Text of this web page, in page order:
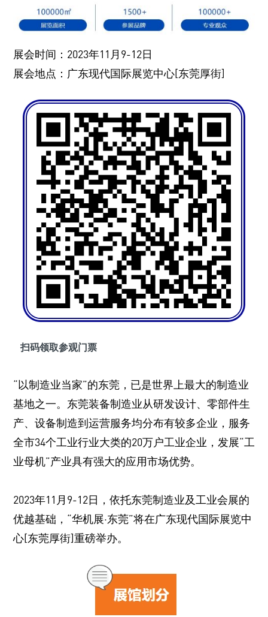
展会时间：2023年11月9-12日
展会地点：广东现代国际展览中心[东莞厚街]
扫码领取参观门票
“以制造业当家”的东莞，已是世界上最大的制造业
基地之一。东莞装备制造业从研发设计、零部件生
产、设备制造到运营服务均分布有较多企业，服务
全市34个工业行业大类的20万户工业企业，发展“工
业母机”产业具有强大的应用市场优势。
2023年11月9-12日，依托东莞制造业及工业会展的
优越基础，“华机展·东莞”将在广东现代国际展览中
心[东莞厚街]重磅举办。